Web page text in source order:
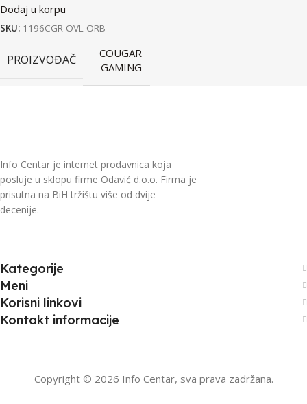
Dodaj u korpu
SKU: 1196CGR-OVL-ORB
PROIZVOĐAČ
COUGAR
GAMING
Info Centar je internet prodavnica koja
posluje u sklopu firme Odavić d.o.o. Firma je
prisutna na BiH tržištu više od dvije
decenije.
Kategorije
Meni
Korisni linkovi
Kontakt informacije
Copyright © 2026 Info Centar, sva prava zadržana.